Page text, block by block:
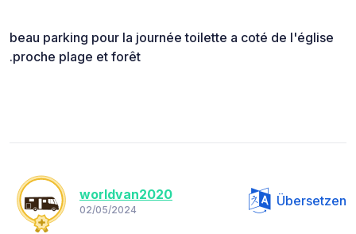
beau parking pour la journée toilette a coté de l'église
.proche plage et forêt
worldvan2020
02/05/2024
Übersetzen